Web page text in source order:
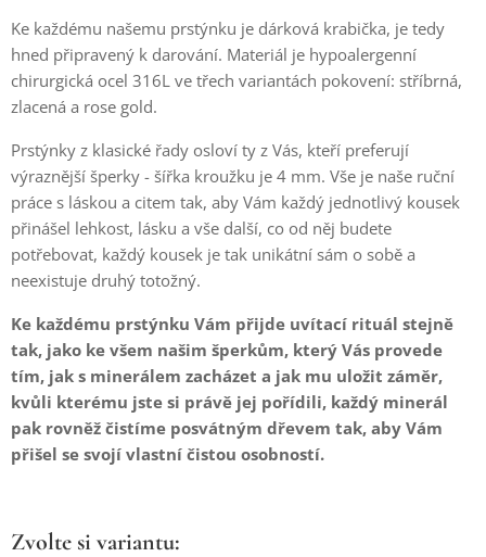
Ke každému našemu prstýnku je dárková krabička, je tedy
hned připravený k darování. Materiál je hypoalergenní
chirurgická ocel 316L ve třech variantách pokovení: stříbrná,
zlacená a rose gold.
Prstýnky z klasické řady osloví ty z Vás, kteří preferují
výraznější šperky - šířka kroužku je 4 mm. Vše je naše ruční
práce s láskou a citem tak, aby Vám každý jednotlivý kousek
přinášel lehkost, lásku a vše další, co od něj budete
potřebovat, každý kousek je tak unikátní sám o sobě a
neexistuje druhý totožný.
Ke každému prstýnku Vám přijde uvítací rituál stejně
tak, jako ke všem našim šperkům, který Vás provede
tím, jak s minerálem zacházet a jak mu uložit záměr,
kvůli kterému jste si právě jej pořídili, každý minerál
pak rovněž čistíme posvátným dřevem tak, aby Vám
přišel se svojí vlastní čistou osobností.
Zvolte si variantu: